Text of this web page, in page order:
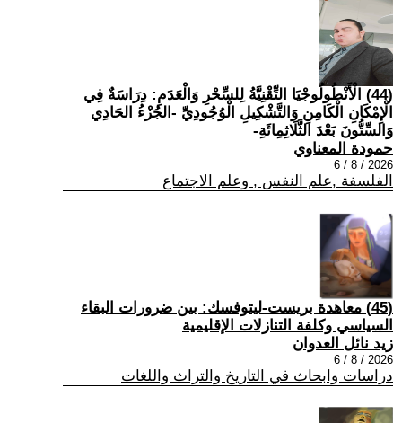
(44) الْأَنْطُولُوجْيَا التِّقْنِيَّةُ لِلسِّحْرِ وَالْعَدَمِ: دِرَاسَةٌ فِي
الْإِمْكَانِ الْكَامِنِ وَالتَّشْكِيلِ الْوُجُودِيِّ -الجُزْءُ الحَادِي
وَالسِّتُّونَ بَعْدَ الثَّلَاثِمِائَةِ-
حمودة المعناوي
2026 / 8 / 6
الفلسفة ,علم النفس , وعلم الاجتماع
(45) معاهدة بريست-ليتوفسك: بين ضرورات البقاء
السياسي وكلفة التنازلات الإقليمية
زيد نائل العدوان
2026 / 8 / 6
دراسات وابحاث في التاريخ والتراث واللغات